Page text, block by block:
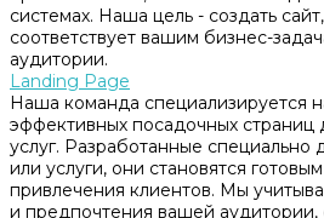
системах. Наша цель - создать
соответствует вашим бизнес-
аудитории.
Landing Page
Наша команда специализируется
эффективных посадочных страниц
услуг. Разработанные специально
или услуги, они становятся
привлечения клиентов. Мы
и предпочтения вашей аудитории,